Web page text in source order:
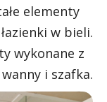
elementy
w bieli.
wykonane z
i szafka.